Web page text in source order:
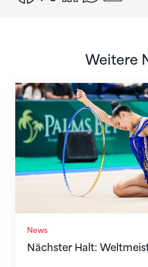
Weitere
News
Nächster Halt:
Nächster Halt: